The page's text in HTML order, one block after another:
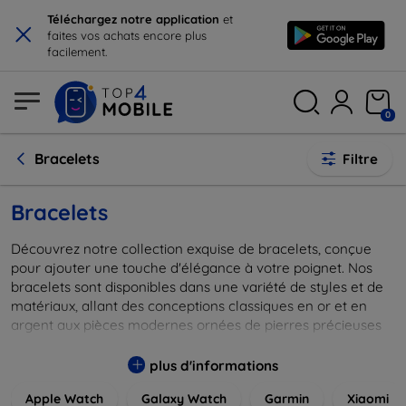
× Téléchargez notre application et
faites vos achats encore plus
facilement.
0
Bracelets Filtre
Bracelets
Découvrez notre collection exquise de bracelets, conçue
pour ajouter une touche d'élégance à votre poignet. Nos
bracelets sont disponibles dans une variété de styles et de
matériaux, allant des conceptions classiques en or et en
argent aux pièces modernes ornées de pierres précieuses
discret pour le quotidien ou d'un bijou éclatant pour des
plus d'informations
Apple Watch Galaxy Watch Garmin Xiaomi